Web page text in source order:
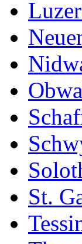
St.